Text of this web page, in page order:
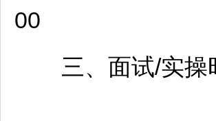
00
三、面试/实操